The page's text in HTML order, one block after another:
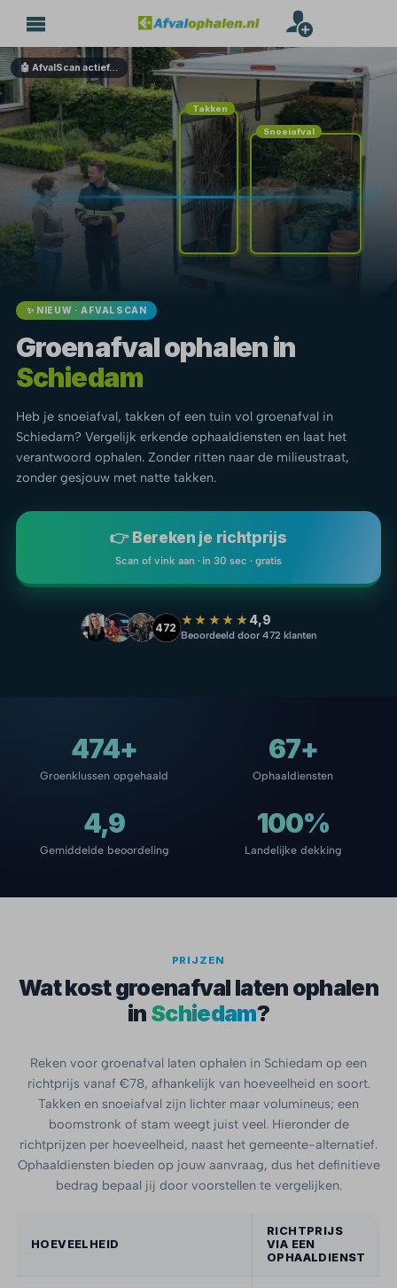
🤖 AfvalScan actief…
Takken
Snoeiafval
✨ NIEUW · AFVALSCAN
Groenafval ophalen in
Schiedam
Heb je snoeiafval, takken of een tuin vol groenafval in
Schiedam? Vergelijk erkende ophaaldiensten en laat het
verantwoord ophalen. Zonder ritten naar de milieustraat,
zonder gesjouw met natte takken.
👉 Bereken je richtprijs
Scan of vink aan · in 30 sec · gratis
472 ★★★★★4,9
Beoordeeld door 472 klanten
474+
Groenklussen opgehaald
67+
Ophaaldiensten
4,9
Gemiddelde beoordeling
100%
Landelijke dekking
PRIJZEN
Wat kost groenafval laten ophalen
in Schiedam?
Reken voor groenafval laten ophalen in Schiedam op een
richtprijs vanaf €78, afhankelijk van hoeveelheid en soort.
Takken en snoeiafval zijn lichter maar volumineus; een
boomstronk of stam weegt juist veel. Hieronder de
richtprijzen per hoeveelheid, naast het gemeente-alternatief.
Ophaaldiensten bieden op jouw aanvraag, dus het definitieve
bedrag bepaal jij door voorstellen te vergelijken.
HOEVEELHEID
RICHTPRIJS
VIA EEN
OPHAALDIENST